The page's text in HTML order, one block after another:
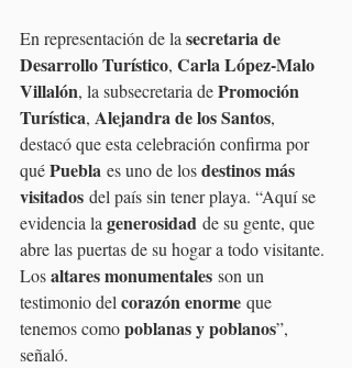
En representación de la secretaria de
Desarrollo Turístico, Carla López-Malo
Villalón, la subsecretaria de Promoción
Turística, Alejandra de los Santos,
destacó que esta celebración confirma por
qué Puebla es uno de los destinos más
visitados del país sin tener playa. “Aquí se
evidencia la generosidad de su gente, que
abre las puertas de su hogar a todo visitante.
Los altares monumentales son un
testimonio del corazón enorme que
tenemos como poblanas y poblanos”,
señaló.